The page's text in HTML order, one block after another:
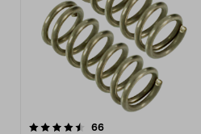
66recensioner
4.5 av 5 stjärnor